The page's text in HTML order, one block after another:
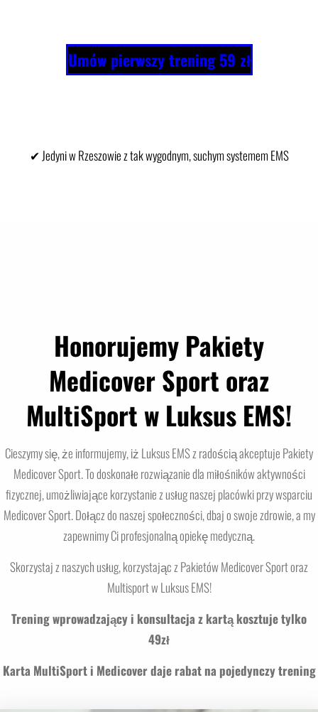
Umów pierwszy trening 59 zł
✔ Jedyni w Rzeszowie z tak wygodnym, suchym systemem EMS
Honorujemy Pakiety
Medicover Sport oraz
MultiSport w Luksus EMS!
Cieszymy się, że informujemy, iż Luksus EMS z radością akceptuje Pakiety
Medicover Sport. To doskonałe rozwiązanie dla miłośników aktywności
fizycznej, umożliwiające korzystanie z usług naszej placówki przy wsparciu
Medicover Sport. Dołącz do naszej społeczności, dbaj o swoje zdrowie, a my
zapewnimy Ci profesjonalną opiekę medyczną.
Skorzystaj z naszych usług, korzystając z Pakietów Medicover Sport oraz
Multisport w Luksus EMS!
Trening wprowadzający i konsultacja z kartą kosztuje tylko
49zł
Karta MultiSport i Medicover daje rabat na pojedynczy trening